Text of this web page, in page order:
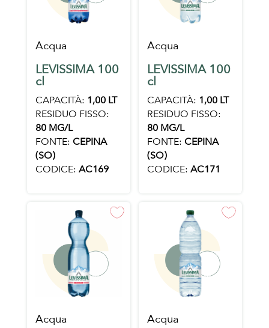
Acqua
LEVISSIMA 100
cl
CAPACITÀ: 1,00 LT
RESIDUO FISSO:
80 MG/L
FONTE: CEPINA
(SO)
CODICE: AC169
Acqua
LEVISSIMA 100
cl
CAPACITÀ: 1,00 LT
RESIDUO FISSO:
80 MG/L
FONTE: CEPINA
(SO)
CODICE: AC171
Acqua Acqua